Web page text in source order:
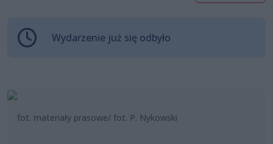
Wydarzenie już się odbyło
fot. materiały prasowe/ fot. P. Nykowski